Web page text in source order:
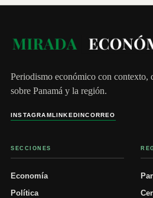
Periodismo económico con contexto,
sobre Panamá y la región.
INSTAGRAMLINKEDINCORREO
SECCIONES
Economía
Política